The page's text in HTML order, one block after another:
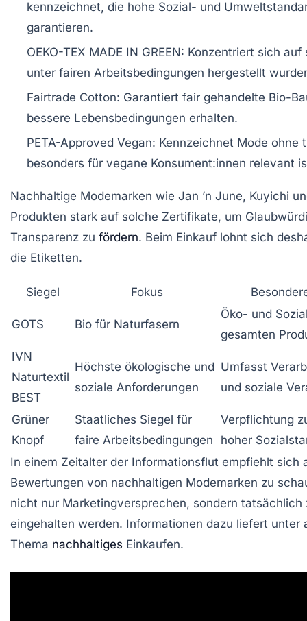
kennzeichnet, die hohe Sozial- und
garantieren.
OEKO-TEX MADE IN GREEN: Konzentriert sich
unter fairen Arbeitsbedingungen hergestellt
Fairtrade Cotton: Garantiert fair gehandelte Bio-
bessere Lebensbedingungen erhalten.
PETA-Approved Vegan: Kennzeichnet Mode ohne
besonders für vegane Konsument:innen relevant
Nachhaltige Modemarken wie Jan ’n June, Kuyichi
Produkten stark auf solche Zertifikate, um
Transparenz zu fördern. Beim Einkauf lohnt sich
die Etiketten.
Siegel Fokus
GOTS Bio für Naturfasern
Öko- und
gesamten
IVN
Naturtextil
BEST
Höchste ökologische und
soziale Anforderungen
Umfasst
und soziale
Grüner
Knopf
Staatliches Siegel für
faire Arbeitsbedingungen
Verpflichtung
hoher
In einem Zeitalter der Informationsflut empfiehlt sich
Bewertungen von nachhaltigen Modemarken zu
nicht nur Marketingversprechen, sondern
eingehalten werden. Informationen dazu liefert unter
Thema nachhaltiges Einkaufen.